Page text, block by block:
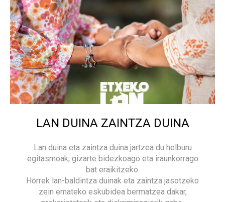
LAN DUINA ZAINTZA DUINA
Lan duina eta zaintza duina jartzea du helburu
egitasmoak, gizarte bidezkoago eta iraunkorrago
bat eraikitzeko.
Horrek lan-baldintza duinak eta zaintza jasotzeko
zein emateko eskubidea bermatzea dakar,